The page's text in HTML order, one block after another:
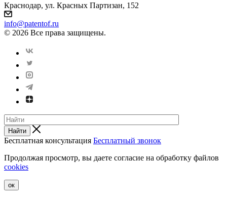
Краснодар, ул. Красных Партизан, 152
info@patentof.ru
© 2026 Все права защищены.
Найти
Бесплатная консультация Бесплатный звонок
Продолжая просмотр, вы даете согласие на обработку файлов
cookies
ок